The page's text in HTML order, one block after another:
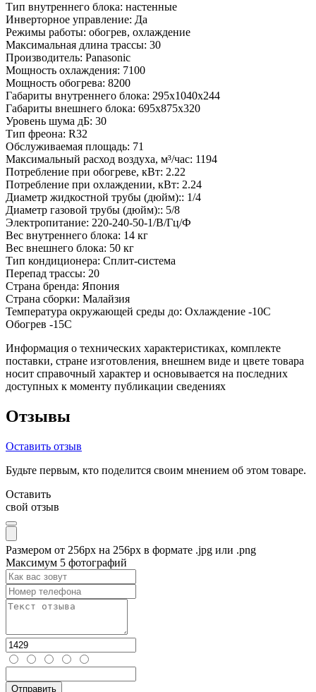
Тип внутреннего блока: настенные
Инверторное управление: Да
Режимы работы: обогрев, охлаждение
Максимальная длина трассы: 30
Производитель: Panasonic
Мощность охлаждения: 7100
Мощность обогрева: 8200
Габариты внутреннего блока: 295x1040x244
Габариты внешнего блока: 695x875x320
Уровень шума дБ: 30
Тип фреона: R32
Обслуживаемая площадь: 71
Максимальный расход воздуха, м³/час: 1194
Потребление при обогреве, кВт: 2.22
Потребление при охлаждении, кВт: 2.24
Диаметр жидкостной трубы (дюйм):: 1/4
Диаметр газовой трубы (дюйм):: 5/8
Электропитание: 220-240-50-1/В/Гц/Ф
Вес внутреннего блока: 14 кг
Вес внешнего блока: 50 кг
Тип кондиционера: Сплит-система
Перепад трассы: 20
Страна бренда: Япония
Страна сборки: Малайзия
Температура окружающей среды до: Охлаждение -10С
Обогрев -15С
Информация о технических характеристиках, комплекте
поставки, стране изготовления, внешнем виде и цвете товара
носит справочный характер и основывается на последних
доступных к моменту публикации сведениях
Отзывы
Оставить отзыв
Будьте первым, кто поделится своим мнением об этом товаре.
Оставить
свой отзыв
Размером от 256px на 256px в формате .jpg или .png
Максимум 5 фотографий